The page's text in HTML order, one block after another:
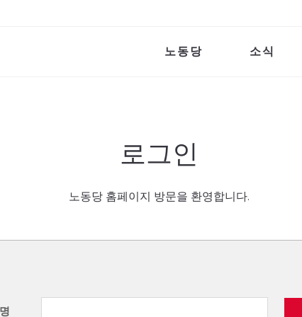
노동당 소식
로그인
노동당 홈페이지 방문을 환영합니다.